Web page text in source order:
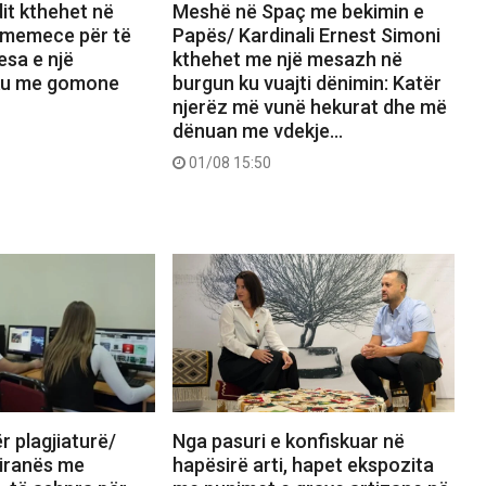
kthehet në
për të
e një
me gomone
Meshë në Spaç me bekimin e
Papës/ Kardinali Ernest Simoni
kthehet me një mesazh në
burgun ku vuajti dënimin: Katër
njerëz më vunë hekurat dhe më
dënuan me vdekje…
01/08 15:50
plagjiaturë/
me
Nga pasuri e konfiskuar në
hapësirë arti, hapet ekspozita